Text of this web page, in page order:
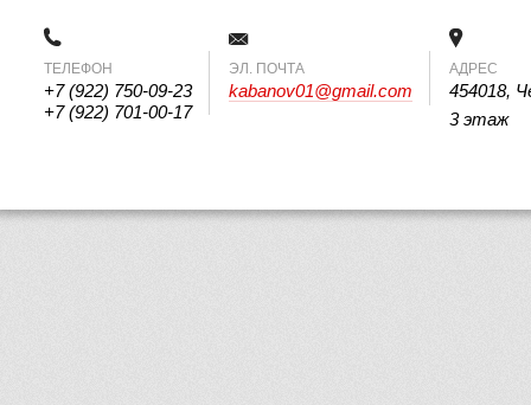
ТЕЛЕФОН
+7 (922) 750-09-23
+7 (922) 701-00-17
ЭЛ. ПОЧТА
kabanov01@gmail.com
АДРЕС
454018,
3 этаж